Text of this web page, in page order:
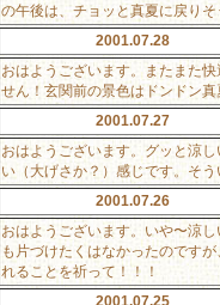
の午後は、チョッと真夏に戻り
2001.07.28
おはようございます。またまた
せん！玄関前の景色はドンドン
2001.07.27
おはようございます。グッと涼
い（大げさか？）感じです。そ
2001.07.26
おはようございます。いや〜涼
も片づけたくはなかったのです
れることを祈って！！！
2001.07.25